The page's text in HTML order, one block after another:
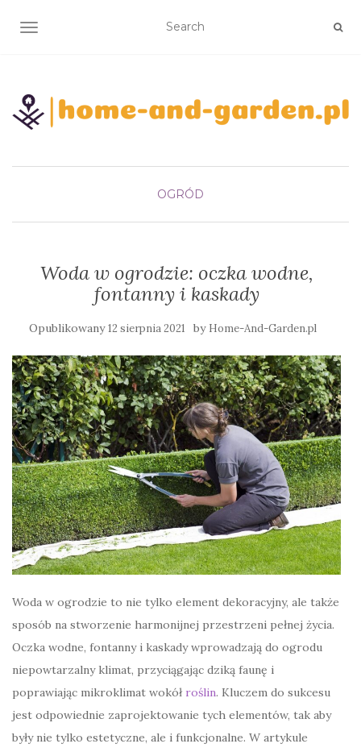
TOGGLE NAVIGATION
OGRÓD
Woda w ogrodzie: oczka wodne,
fontanny i kaskady
Opublikowany12 sierpnia 2021 by Home-And-Garden.pl
Woda w ogrodzie to nie tylko element dekoracyjny, ale także
sposób na stworzenie harmonijnej przestrzeni pełnej życia.
Oczka wodne, fontanny i kaskady wprowadzają do ogrodu
niepowtarzalny klimat, przyciągając dziką faunę i
poprawiając mikroklimat wokół roślin. Kluczem do sukcesu
jest odpowiednie zaprojektowanie tych elementów, tak aby
były nie tylko estetyczne, ale i funkcjonalne. W artykule